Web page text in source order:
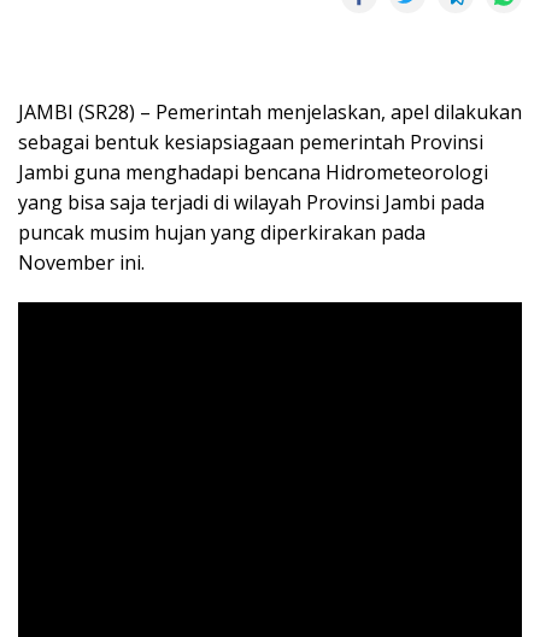
JAMBI (SR28) – Pemerintah menjelaskan, apel dilakukan
sebagai bentuk kesiapsiagaan pemerintah Provinsi
Jambi guna menghadapi bencana Hidrometeorologi
yang bisa saja terjadi di wilayah Provinsi Jambi pada
puncak musim hujan yang diperkirakan pada
November ini.